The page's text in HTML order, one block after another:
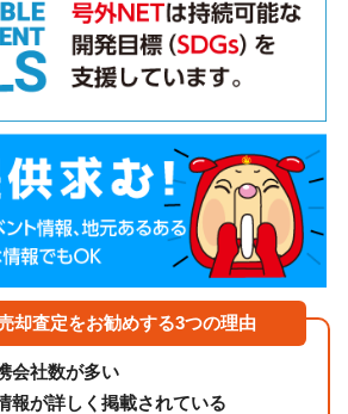
却査定をお勧めする3つの理由
会社数が多い
報が詳しく掲載されている